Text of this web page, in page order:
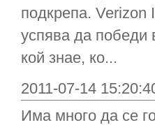
подкрепа. Verizon
успява да победи
кой знае, ко...
2011-07-14
Има много да се